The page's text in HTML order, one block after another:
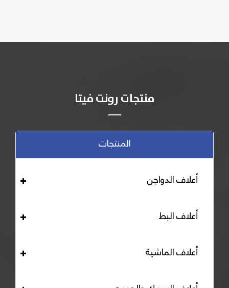
منتجات رونت فيتا
المنتجات
أعلاف الدواجن
أعلاف البط
أعلاف الماشية